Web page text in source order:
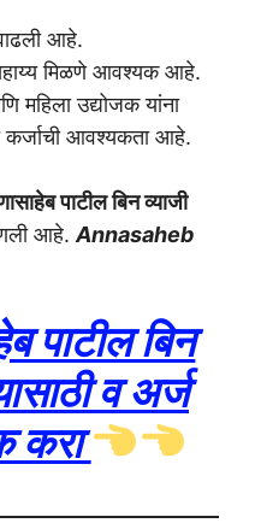
आहे.
सहाय्य मिळणे आवश्यक आहे.
महिला उद्योजक यांना
कर्जाची आवश्यकता आहे.
पाटील बिन व्याजी
आहे. Annasaheb
पाटील बिन
व अर्ज
करा